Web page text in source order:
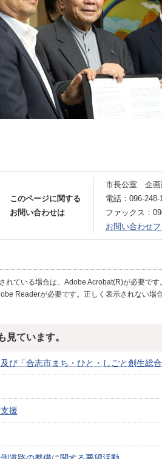
このページに関する
お問い合わせは
市長公室 企画
電話：096-248-
ファックス：
お問い合わせ
ている場合は、Adobe Acrobat(R)が必要です
Readerが必要です。正しく表示されない場
見ています。
及び「合志市まち・ひと・しごと創生
援